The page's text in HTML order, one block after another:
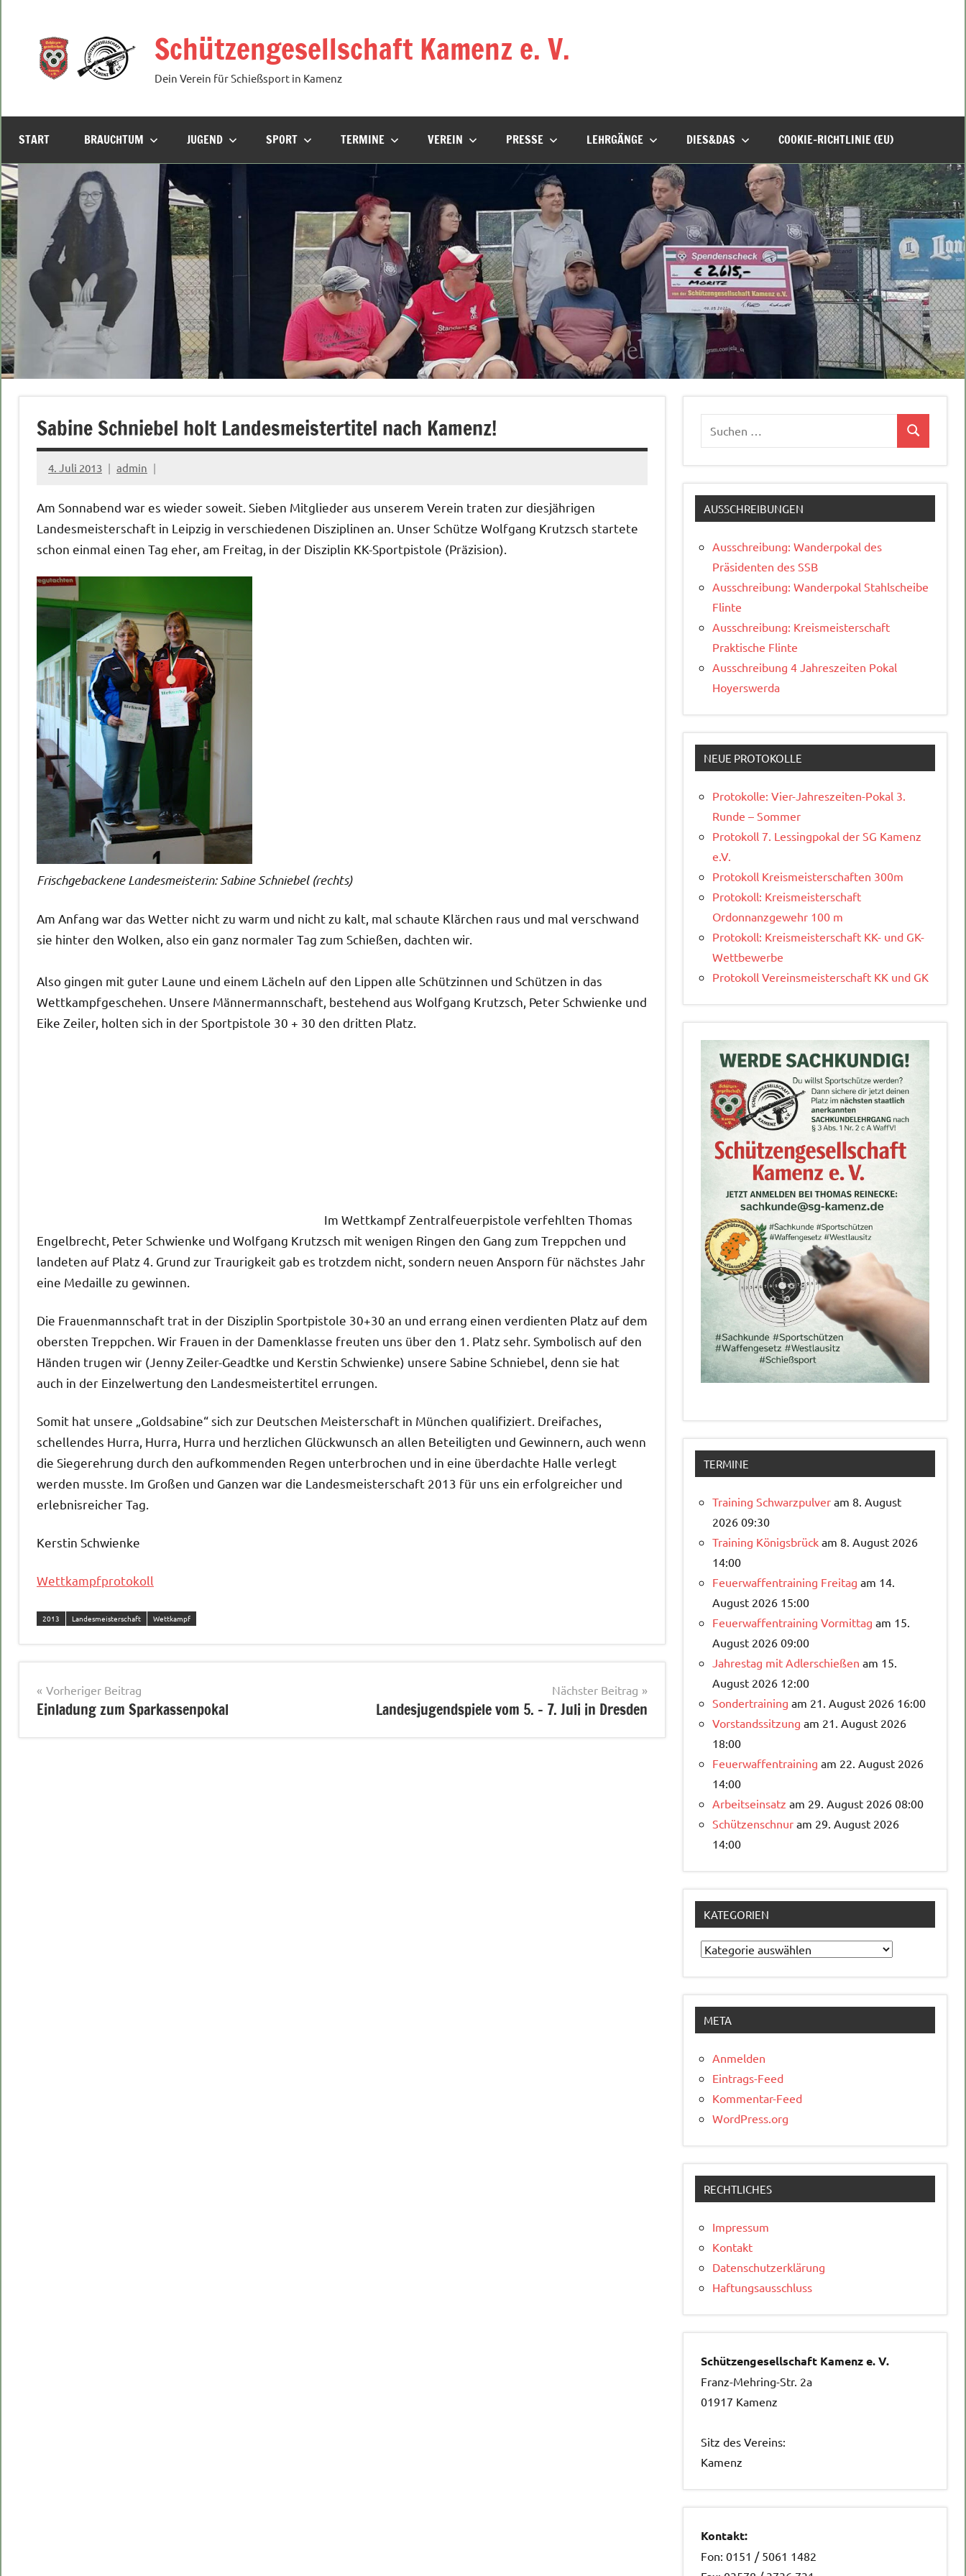
springen
Schützengesellschaft Kamenz e. V.
Dein Verein für Schießsport in Kamenz
START BRAUCHTUM JUGEND SPORT TERMINE VEREIN PRESSE LEHRGÄNGE DIES&DAS COOKIE-RICHTLINIE (EU)
Sabine Schniebel holt Landesmeistertitel nach Kamenz!
4. Juli 2013 admin
Am Sonnabend war es wieder soweit. Sieben Mitglieder aus unserem Verein traten zur diesjährigen
Landesmeisterschaft in Leipzig in verschiedenen Disziplinen an. Unser Schütze Wolfgang Krutzsch startete
schon einmal einen Tag eher, am Freitag, in der Disziplin KK-Sportpistole (Präzision).
Frischgebackene Landesmeisterin: Sabine Schniebel (rechts)
Am Anfang war das Wetter nicht zu warm und nicht zu kalt, mal schaute Klärchen raus und mal verschwand
sie hinter den Wolken, also ein ganz normaler Tag zum Schießen, dachten wir.
Also gingen mit guter Laune und einem Lächeln auf den Lippen alle Schützinnen und Schützen in das
Wettkampfgeschehen. Unsere Männermannschaft, bestehend aus Wolfgang Krutzsch, Peter Schwienke und
Eike Zeiler, holten sich in der Sportpistole 30 + 30 den dritten Platz.
Im Wettkampf Zentralfeuerpistole verfehlten Thomas
Engelbrecht, Peter Schwienke und Wolfgang Krutzsch mit wenigen Ringen den Gang zum Treppchen und
landeten auf Platz 4. Grund zur Traurigkeit gab es trotzdem nicht, sondern neuen Ansporn für nächstes Jahr
eine Medaille zu gewinnen.
Die Frauenmannschaft trat in der Disziplin Sportpistole 30+30 an und errang einen verdienten Platz auf dem
obersten Treppchen. Wir Frauen in der Damenklasse freuten uns über den 1. Platz sehr. Symbolisch auf den
Händen trugen wir (Jenny Zeiler-Geadtke und Kerstin Schwienke) unsere Sabine Schniebel, denn sie hat
auch in der Einzelwertung den Landesmeistertitel errungen.
Somit hat unsere „Goldsabine“ sich zur Deutschen Meisterschaft in München qualifiziert. Dreifaches,
schellendes Hurra, Hurra, Hurra und herzlichen Glückwunsch an allen Beteiligten und Gewinnern, auch wenn
die Siegerehrung durch den aufkommenden Regen unterbrochen und in eine überdachte Halle verlegt
werden musste. Im Großen und Ganzen war die Landesmeisterschaft 2013 für uns ein erfolgreicher und
erlebnisreicher Tag.
Kerstin Schwienke
Wettkampfprotokoll
2013 Landesmeisterschaft Wettkampf
Beitragsnavigation
Vorheriger Beitrag
Einladung zum Sparkassenpokal
Nächster Beitrag
Landesjugendspiele vom 5. – 7. Juli in Dresden
Suchen
nach:
Suchen
AUSSCHREIBUNGEN
Ausschreibung: Wanderpokal des
Präsidenten des SSB
Ausschreibung: Wanderpokal Stahlscheibe
Flinte
Ausschreibung: Kreismeisterschaft
Praktische Flinte
Ausschreibung 4 Jahreszeiten Pokal
Hoyerswerda
NEUE PROTOKOLLE
Protokolle: Vier-Jahreszeiten-Pokal 3.
Runde – Sommer
Protokoll 7. Lessingpokal der SG Kamenz
e.V.
Protokoll Kreismeisterschaften 300m
Protokoll: Kreismeisterschaft
Ordonnanzgewehr 100 m
Protokoll: Kreismeisterschaft KK- und GK-
Wettbewerbe
Protokoll Vereinsmeisterschaft KK und GK
TERMINE
Training Schwarzpulver am 8. August
2026 09:30
Training Königsbrück am 8. August 2026
14:00
Feuerwaffentraining Freitag am 14.
August 2026 15:00
Feuerwaffentraining Vormittag am 15.
August 2026 09:00
Jahrestag mit Adlerschießen am 15.
August 2026 12:00
Sondertraining am 21. August 2026 16:00
Vorstandssitzung am 21. August 2026
18:00
Feuerwaffentraining am 22. August 2026
14:00
Arbeitseinsatz am 29. August 2026 08:00
Schützenschnur am 29. August 2026
14:00
KATEGORIEN
Kategorien
META
Anmelden
Eintrags-Feed
Kommentar-Feed
WordPress.org
RECHTLICHES
Impressum
Kontakt
Datenschutzerklärung
Haftungsausschluss
Schützengesellschaft Kamenz e. V.
Franz-Mehring-Str. 2a
01917 Kamenz
Sitz des Vereins:
Kamenz
Kontakt:
Fon: 0151 / 5061 1482